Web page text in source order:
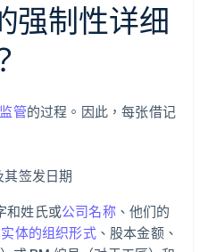
强制性详细
管的过程。因此，每张借记
其签发日期
和姓氏或公司名称、他们的
实体的组织形式、股本金额、